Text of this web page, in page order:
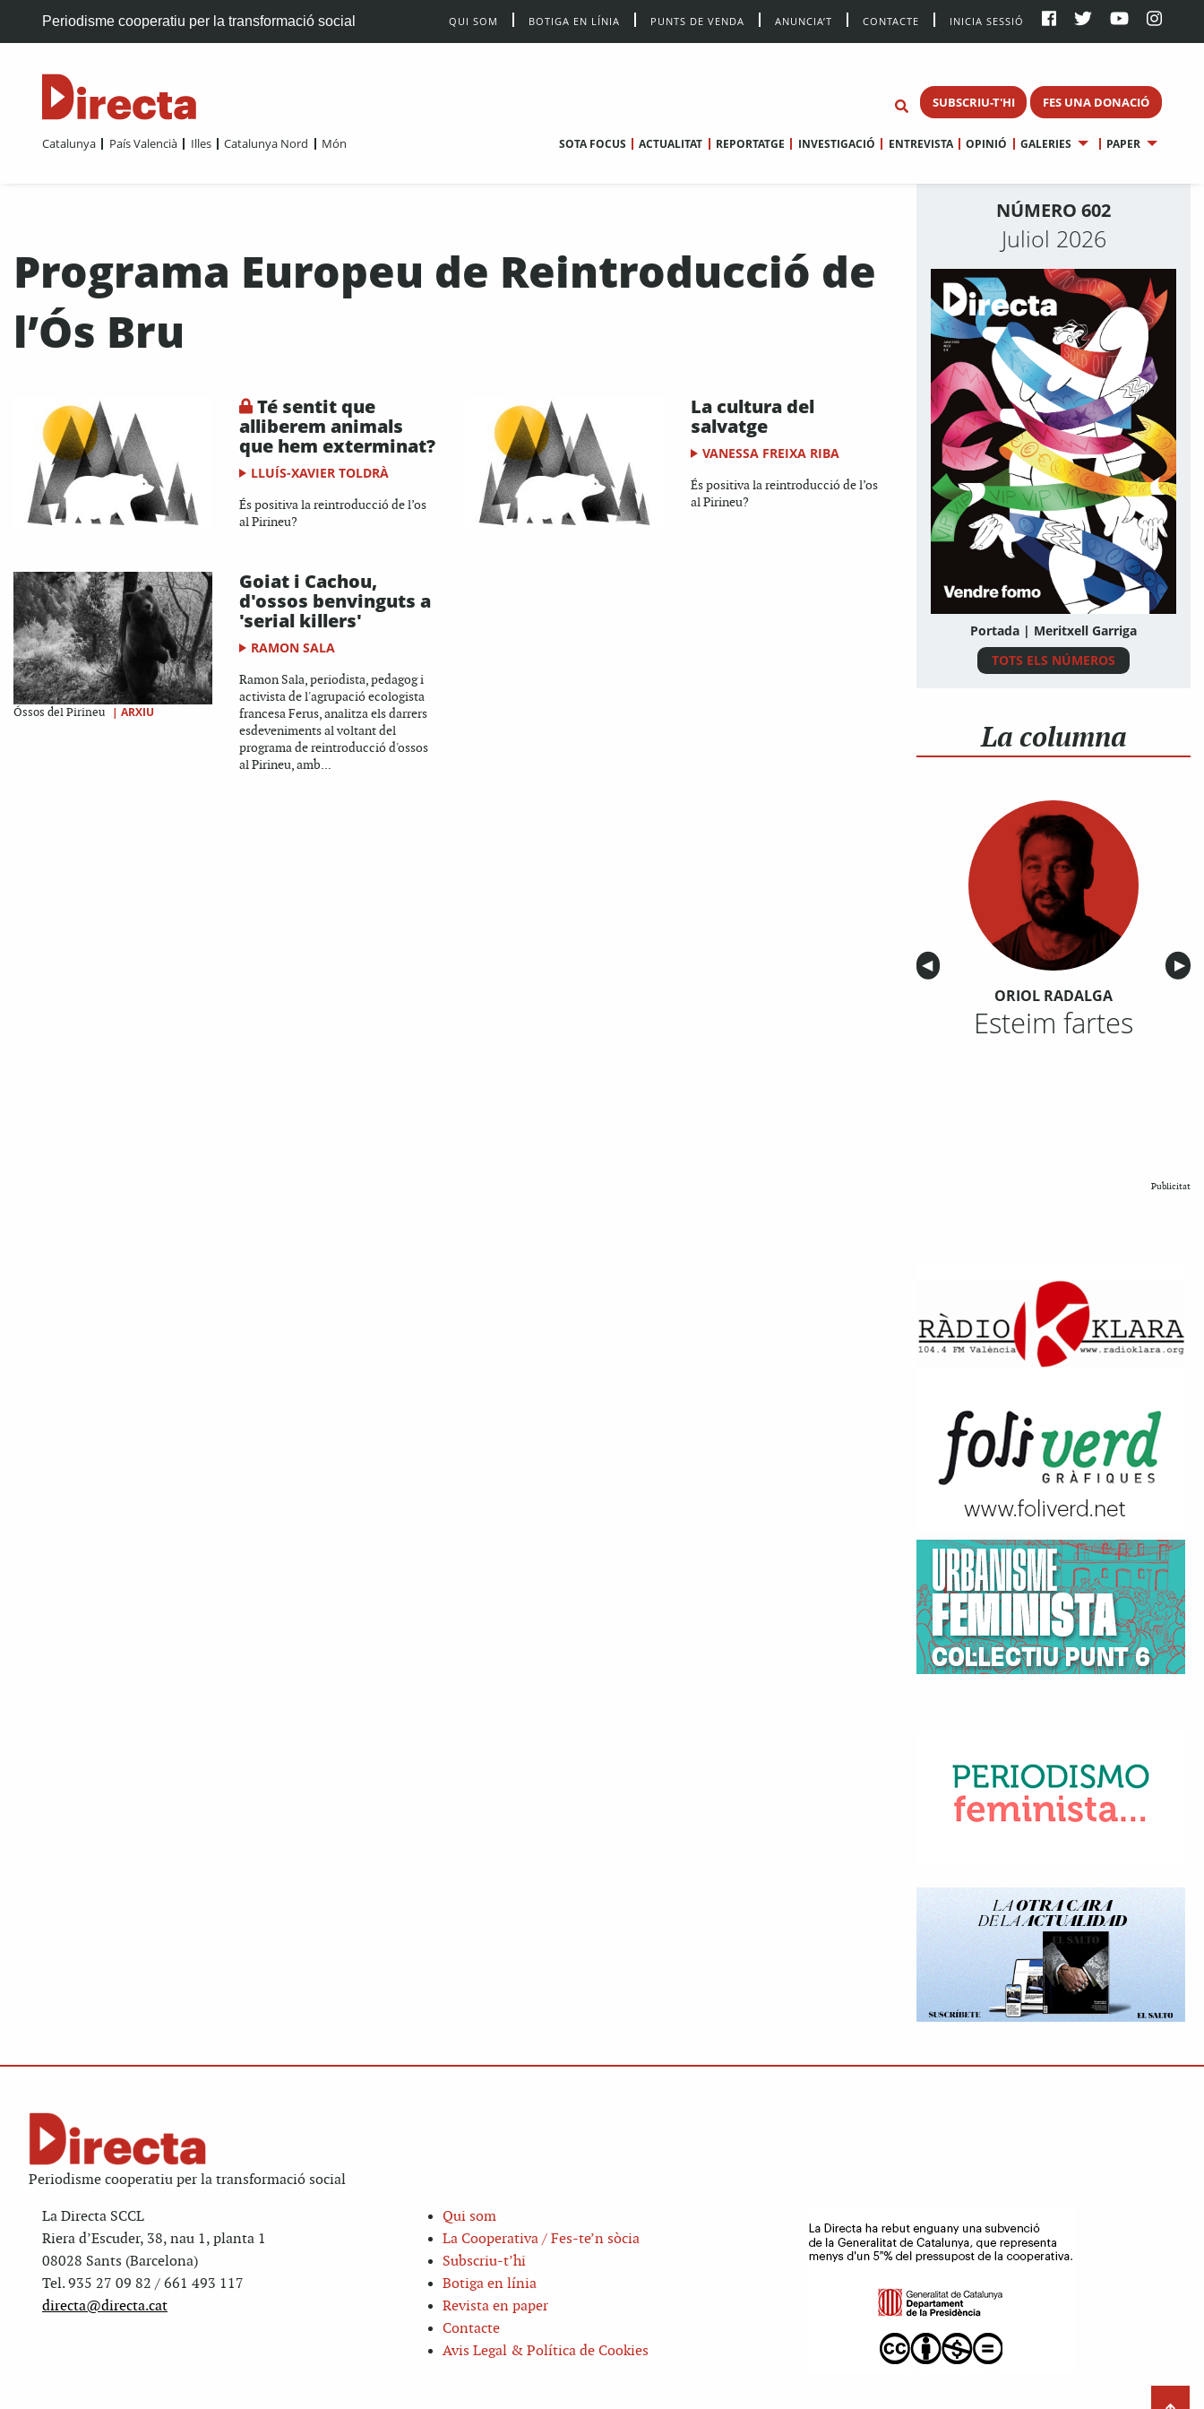
Periodisme cooperatiu per la transformació social QUI SOM BOTIGA EN LÍNIA PUNTS DE VENDA ANUNCIA’T CONTACTE INICIA SESSIÓ
SUBSCRIU-T'HI FES UNA DONACIÓ
Catalunya País Valencià Illes Catalunya Nord Món SOTA FOCUS ACTUALITAT REPORTATGE INVESTIGACIÓ ENTREVISTA OPINIÓ GALERIES PAPER
Programa Europeu de Reintroducció de
l’Ós Bru
Té sentit que
alliberem animals
que hem exterminat?
LLUÍS-XAVIER TOLDRÀ
És positiva la reintroducció de l’os
al Pirineu?
La cultura del
salvatge
VANESSA FREIXA RIBA
És positiva la reintroducció de l’os
al Pirineu?
Óssos del Pirineu | ARXIU
Goiat i Cachou,
d'ossos benvinguts a
'serial killers'
RAMON SALA
Ramon Sala, periodista, pedagog i
activista de l'agrupació ecologista
francesa Ferus, analitza els darrers
esdeveniments al voltant del
programa de reintroducció d'ossos
al Pirineu, amb...
NÚMERO 602
Juliol 2026
Portada | Meritxell Garriga
TOTS ELS NÚMEROS
La columna
Anterior
◀︎ ▶︎
ORIOL RADALGA
Esteim fartes
Publicitat
Periodisme cooperatiu per la transformació social
La Directa SCCL
Riera d’Escuder, 38, nau 1, planta 1
08028 Sants (Barcelona)
Tel. 935 27 09 82 / 661 493 117
directa@directa.cat
Qui som
La Cooperativa / Fes-te’n sòcia
Subscriu-t’hi
Botiga en línia
Revista en paper
Contacte
Avis Legal & Política de Cookies